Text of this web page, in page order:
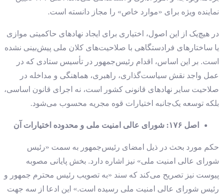
نماینده ویژه برای «موارد خاص» را مجاز دانسته است.
در هیچ‌یک از این اصول، اختیاری برای ایجاد نهادهای حاکمیتی موازی
یا ساختارهای فرادستگاهی با صلاحیت‌های کلان ملی پیش‌بینی نشده
است. بر این اساس، اقدام رئیس‌جمهور در تأسیس ستادی که در
عمل واجد نقش سیاست‌گذاری، راهبری، هماهنگی و مداخله در
صلاحیت سایر نهادهای قانونی کشور است، نه اجرای قانون اساسی،
بلکه توسعه یک‌جانبه اختیارات قوه مجریه محسوب می‌شود.
اصل ۱۷۶: شورای عالی امنیت ملی و محدوده اختیارات آن
حکم مورد بحث در ذیل امضای رئیس‌جمهور به سمت «رئیس
شورای عالی امنیت ملی» نیز اشاره دارد. بخش پایانی مصوبه
پیوست نیز تصریح می‌کند که سند «به تصویب رئیس محترم جمهور و
رئیس شورای عالی امنیت ملی رسیده است.» این ادعا از سه جهت